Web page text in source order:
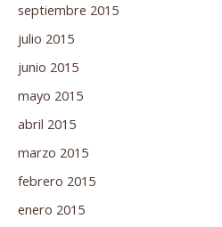
septiembre 2015
julio 2015
junio 2015
mayo 2015
abril 2015
marzo 2015
febrero 2015
enero 2015